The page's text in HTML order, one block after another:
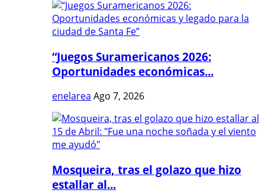
“Juegos Suramericanos 2026:
Oportunidades económicas...
enelarea Ago 7, 2026
Mosqueira, tras el golazo que hizo
estallar al...